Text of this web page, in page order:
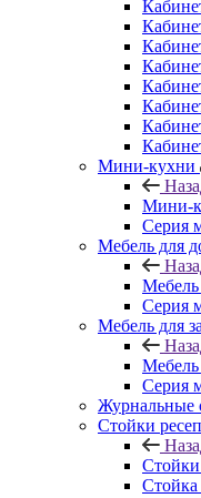
Мини-кухни
Мини-
Серия
Мебель для
Мебель
Серия
Мебель для
Мебель
Серия
Журнальные
Стойки